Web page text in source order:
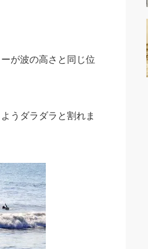
が波の高さと同じ位
うダラダラと割れま